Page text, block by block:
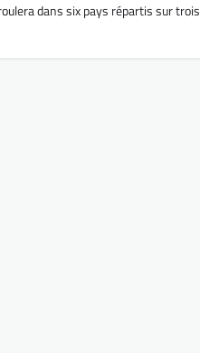
dans six pays répartis sur trois